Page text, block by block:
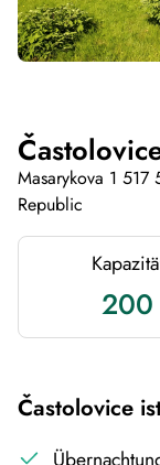
Masarykova 1
Republic
200
Častolovice